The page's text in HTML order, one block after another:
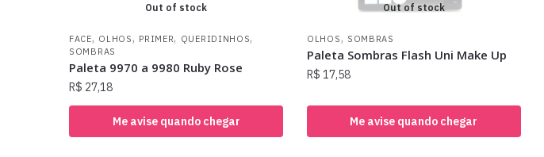
Out of stock
FACE, OLHOS, PRIMER, QUERIDINHOS,
SOMBRAS
Paleta 9970 a 9980 Ruby Rose
R$ 27,18
Me avise quando chegar
Out of stock
OLHOS, SOMBRAS
Paleta Sombras Flash Uni Make Up
R$ 17,58
Me avise quando chegar